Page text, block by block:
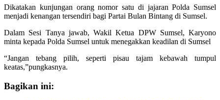
Dikatakan kunjungan orang nomor satu di jajaran Polda Sumsel
menjadi kenangan tersendiri bagi Partai Bulan Bintang di Sumsel.
Dalam Sesi Tanya jawab, Wakil Ketua DPW Sumsel, Karyono
minta kepada Polda Sumsel untuk menegakkan keadilan di Sumsel
“Jangan tebang pilih, seperti pisau tajam kebawah tumpul
keatas,”pungkasnya.
Bagikan ini: